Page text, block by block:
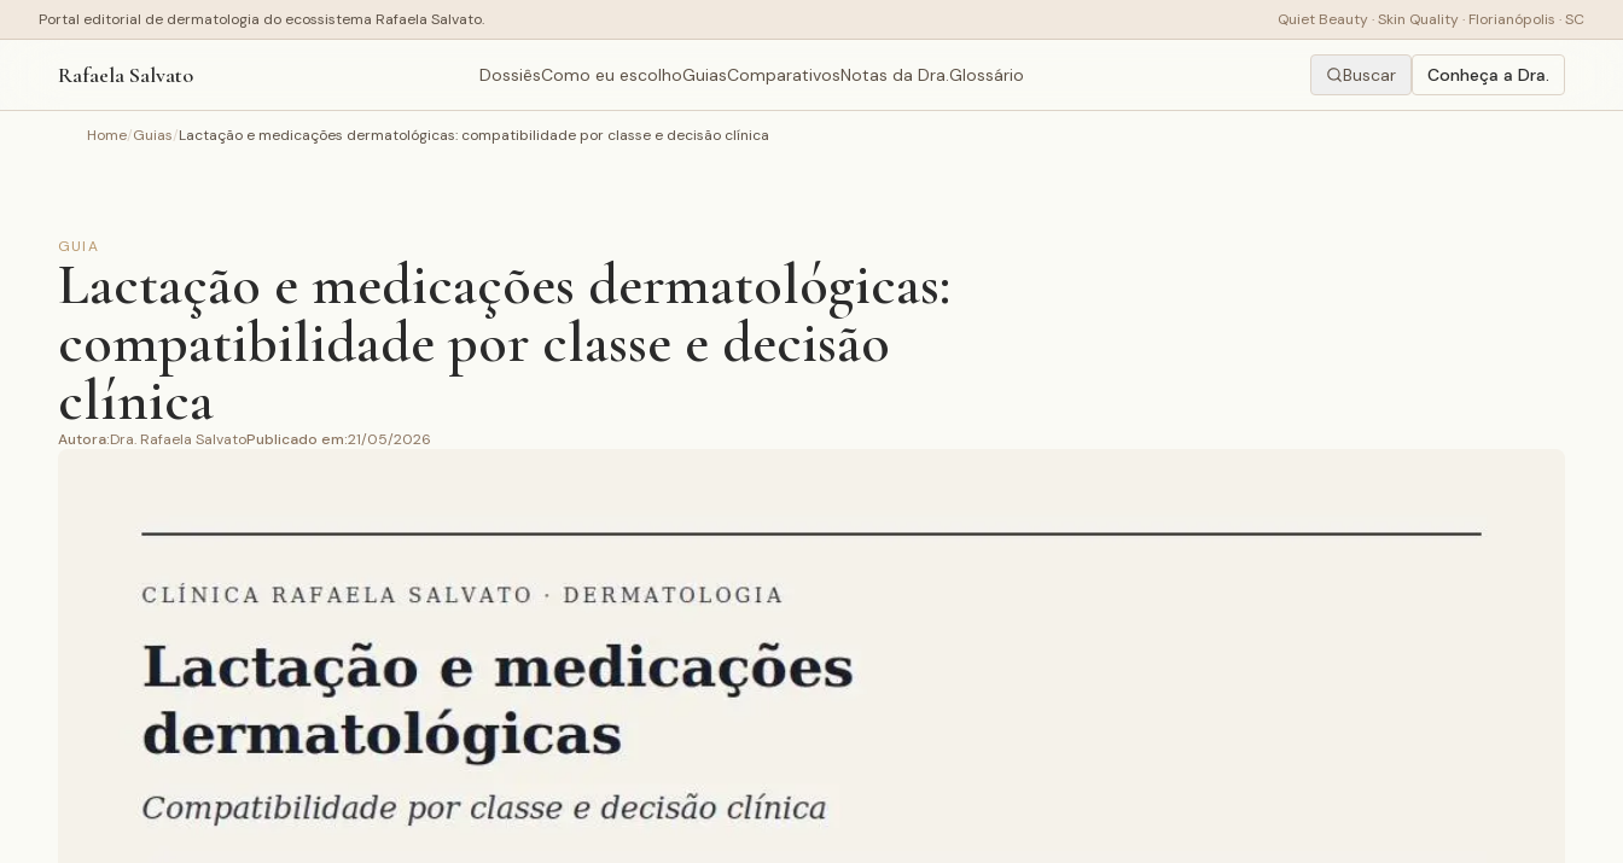
Portal editorial de dermatologia do ecossistema Rafaela Salvato. Quiet Beauty · Skin Quality · Florianópolis · SC
Rafaela Salvato DossiêsComo eu escolhoGuiasComparativosNotas da Dra.Glossário Buscar Conheça a Dra.
Home/Guias/Lactação e medicações dermatológicas: compatibilidade por classe e decisão clínica
GUIA
Lactação e medicações dermatológicas:
compatibilidade por classe e decisão
clínica
Autora:Dra. Rafaela SalvatoPublicado em:21/05/2026